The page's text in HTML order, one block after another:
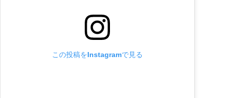
この投稿をInstagramで見る